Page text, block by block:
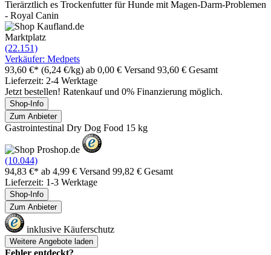
Tierärztlich es Trockenfutter für Hunde mit Magen-Darm-Problemen
- Royal Canin
Marktplatz
(22.151)
Verkäufer: Medpets
93,60 €* (6,24 €/kg) ab 0,00 € Versand 93,60 € Gesamt
Lieferzeit: 2-4 Werktage
Jetzt bestellen! Ratenkauf und 0% Finanzierung möglich.
Shop-Info
Zum Anbieter
Gastrointestinal Dry Dog Food 15 kg
(10.044)
94,83 €* ab 4,99 € Versand 99,82 € Gesamt
Lieferzeit: 1-3 Werktage
Shop-Info
Zum Anbieter
inklusive Käuferschutz
Weitere Angebote laden
Fehler entdeckt?